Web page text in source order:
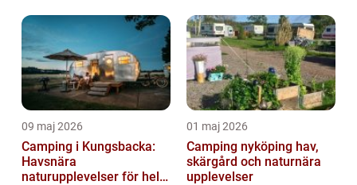
09 maj 2026
Camping i Kungsbacka:
Havsnära
naturupplevelser för hela
01 maj 2026
Camping nyköping hav,
skärgård och naturnära
upplevelser